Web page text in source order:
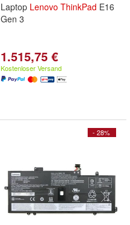
Laptop Lenovo ThinkPad E16
Gen 3
1.515,75 €
Kostenloser Versand
- 28%